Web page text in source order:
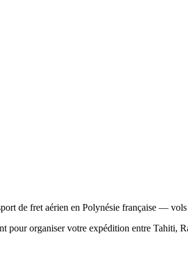
de fret aérien en Polynésie française —
pour organiser votre expédition entre Tahiti,